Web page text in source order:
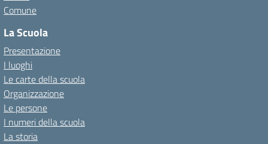
Comune
La Scuola
Presentazione
I luoghi
Le carte della scuola
Organizzazione
Le persone
I numeri della scuola
La storia